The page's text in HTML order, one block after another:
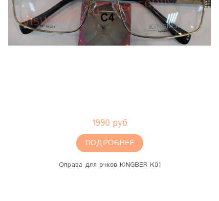
1990 руб
ПОДРОБНЕЕ
Оправа для очков KINGBER K01